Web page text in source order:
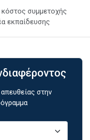
κόστος συμμετοχής
εκπαίδευσης
στην